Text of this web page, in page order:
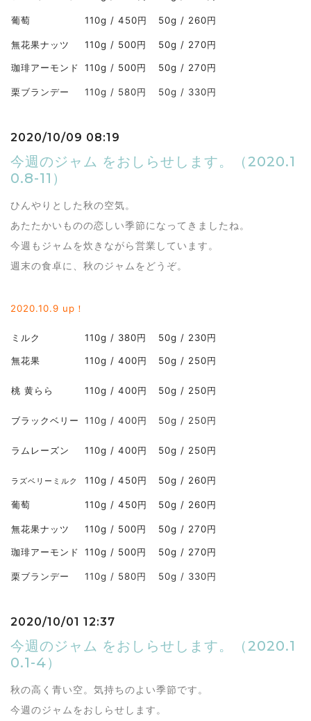
葡萄 110g / 450円 50g / 260円
無花果ナッツ
珈琲アーモンド
110g / 500円
110g / 500円
50g / 270円
50g / 270円
栗ブランデー 110g / 580円 50g / 330円
2020/10/09 08:19
今週のジャム をおしらせします。（2020.1
0.8-11）
ひんやりとした秋の空気。
あたたかいものの恋しい季節になってきましたね。
今週もジャムを炊きながら営業しています。
週末の食卓に、秋のジャムをどうぞ。
2020.10.9 up！
ミルク
無花果
110g / 380円
110g / 400円
50g / 230円
50g / 250円
桃 黄らら 110g / 400円 50g / 250円
ブラックベリー 110g / 400円 50g / 250円
ラムレーズン 110g / 400円 50g / 250円
ラズベリーミルク 110g / 450円 50g / 260円
葡萄 110g / 450円 50g / 260円
無花果ナッツ
珈琲アーモンド
110g / 500円
110g / 500円
50g / 270円
50g / 270円
栗ブランデー 110g / 580円 50g / 330円
2020/10/01 12:37
今週のジャム をおしらせします。（2020.1
0.1-4）
秋の高く青い空。気持ちのよい季節です。
今週のジャムをおしらせします。